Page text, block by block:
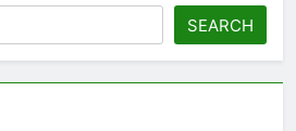
SEARCH